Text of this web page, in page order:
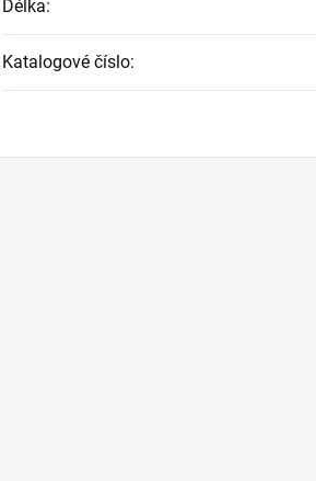
Délka:
Katalogové číslo: